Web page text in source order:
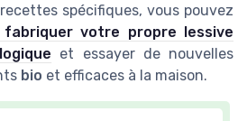
spécifiques, vous pouvez
fabriquer votre propre lessive
et essayer de nouvelles
bio et efficaces à la maison.